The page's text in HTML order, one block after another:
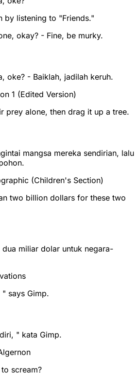
by listening to "Friends."
okay? - Fine, be murky.
oke? - Baiklah, jadilah keruh.
1 (Edited Version)
prey alone, then drag it up a tree.
mangsa mereka sendirian, lalu
(Children's Section)
two billion dollars for these two
miliar dolar untuk negara-
says Gimp.
" kata Gimp.
scream?